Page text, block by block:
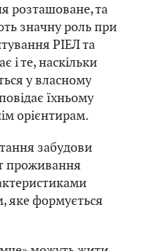
розташоване, та
значну роль при
РІЕЛ та
і те, наскільки
у власному
їхньому
орієнтирам.
забудови
проживання
яке формується